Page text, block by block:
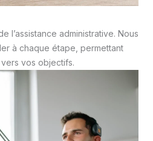
l’assistance administrative. Nous
à chaque étape, permettant
vos objectifs.